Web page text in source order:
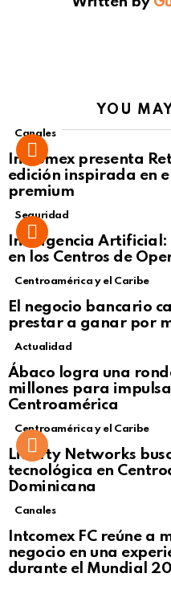
YOU
Canales
Intcomex presenta
edición inspirada en
premium
Seguridad
Inteligencia Artificial:
en los Centros de
Centroamérica y el Caribe
El negocio bancario
prestar a ganar por
Not
Click to
Actualidad
Ábaco logra una
millones para
Centroamérica
Centroamérica y el Caribe
Liberty Networks
tecnológica en
Dominicana
Canales
Intcomex FC reúne a
negocio en una
durante el Mundial